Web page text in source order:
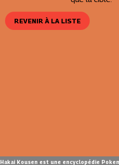
REVENIR À LA LISTE
Hakai Kousen est une encyclopédie